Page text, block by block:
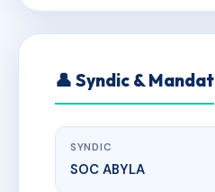
👤 Syndic & Mandat
SYNDIC
SOC ABYLA